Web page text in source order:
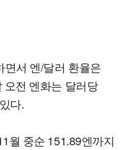
면서 엔/달러 환율은
오전 엔화는 달러당
다.
월 중순 151.89엔까지